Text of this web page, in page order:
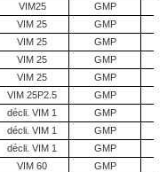
VIM25
GMP
VIM 25
GMP
VIM 25
GMP
VIM 25
GMP
VIM 25
GMP
VIM 25P2.5
GMP
décli. VIM 1
GMP
décli. VIM 1
GMP
décli. VIM 1
GMP
VIM 60
GMP